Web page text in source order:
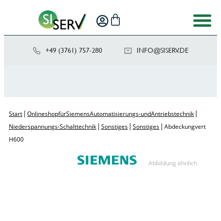
+49 (3761) 757-280 ED.VRE
SIS@OF
NI
Start | Onlineshop für Siemens Automatisierungs- und Antriebstechnik |
Niederspannungs-Schalttechnik | Sonstiges | Sonstiges | Abdeckung vert
H600
Abbildung ähnlich